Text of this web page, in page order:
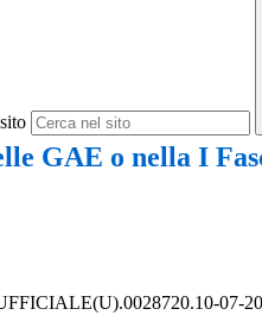
GAE o nella I
07-